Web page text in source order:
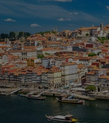
NACH
ab 243 €